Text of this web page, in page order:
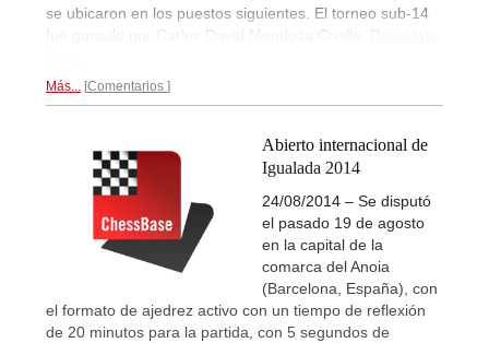
se ubicaron en los puestos siguientes. El torneo sub-14
fue ganado por Carlos David Mendoza Criollo. Reportaje
Más... Comentarios
Abierto internacional de
Igualada 2014
24/08/2014 – Se disputó
el pasado 19 de agosto
en la capital de la
comarca del Anoia
(Barcelona, España), con
el formato de ajedrez activo con un tiempo de reflexión
de 20 minutos para la partida, con 5 segundos de